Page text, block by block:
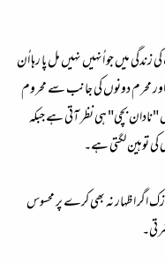
میں جو اُنہیں نہیں مل پا رہا اُن
محرم دونوں کی جانب سے محروم
بچی" ہی نظر آتی ہے جبکہ
کی توہین لگتی ہے۔
اظہار نہ بھی کرے پر محسوس